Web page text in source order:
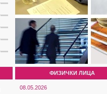
ФИЗИЧКИ ЛИЦА
08.05.2026